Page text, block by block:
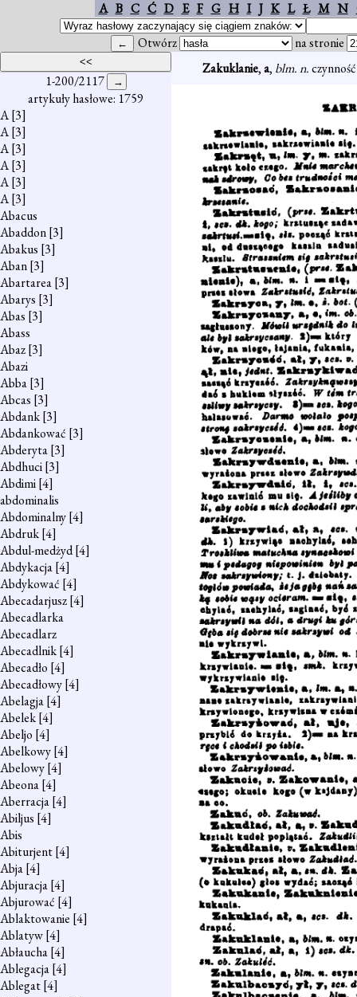
A B C Ć D E F G H I J K L Ł M N
Otwórz na stronie
1-200/2117
artykuły hasłowe: 1759
A[3]
A[3]
A[3]
A[3]
A[3]
A[3]
Abacus
Abaddon[3]
Abakus [3]
Aban[3]
Abartarea[3]
Abarys [3]
Abas [3]
Abass
Abaz[3]
Abazi
Abba[3]
Abcas [3]
Abdank[3]
Abdankować [3]
Abderyta[3]
Abdhuci[3]
Abdimi[4]
abdominalis
Abdominalny[4]
Abdruk[4]
Abdul-medżyd[4]
Abdykacja[4]
Abdykować [4]
Abecadarjusz[4]
Abecadlarka
Abecadlarz
Abecadlnik[4]
Abecadło [4]
Abecadłowy[4]
Abelagja[4]
Abelek[4]
Abeljo [4]
Abelkowy[4]
Abelowy[4]
Abeona[4]
Aberracja[4]
Abiljus [4]
Abis
Abiturjent[4]
Abja[4]
Abjuracja[4]
Abjurować [4]
Ablaktowanie [4]
Ablatyw[4]
Abłaucha[4]
Ablegacja[4]
Ablegat[4]
Zakuklanie,a, blm. n.